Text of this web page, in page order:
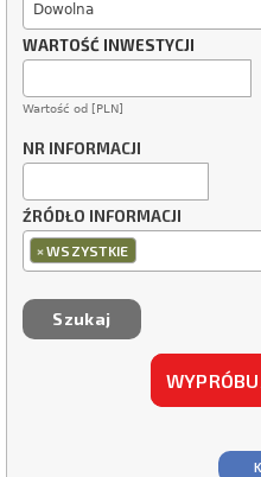
Dowolna
WARTOŚĆ INWESTYCJI
Wartość od [PLN]
NR INFORMACJI
ŹRÓDŁO INFORMACJI
×WSZYSTKIE